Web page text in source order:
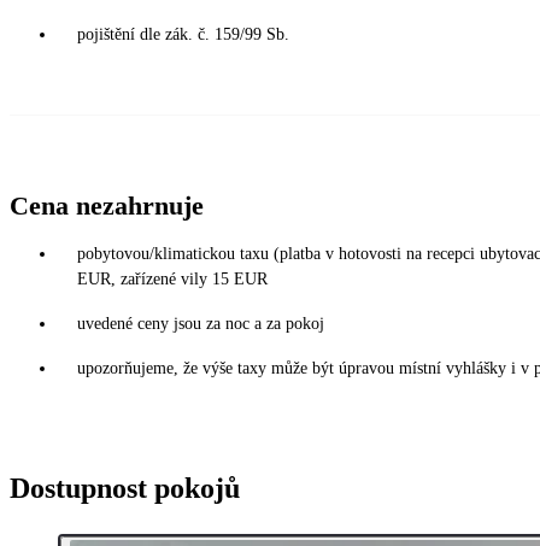
pojištění dle zák. č. 159/99 Sb.
Cena nezahrnuje
pobytovou/klimatickou taxu (platba v hotovosti na recepci
EUR, zařízené vily 15 EUR
uvedené ceny jsou za noc a za pokoj
upozorňujeme, že výše taxy může být úpravou místní vyhlášky i
Dostupnost pokojů